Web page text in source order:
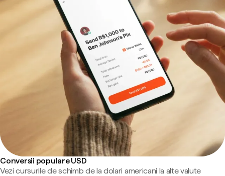
Conversii populare USD
Vezi cursurile de schimb de la dolari americani la alte valute